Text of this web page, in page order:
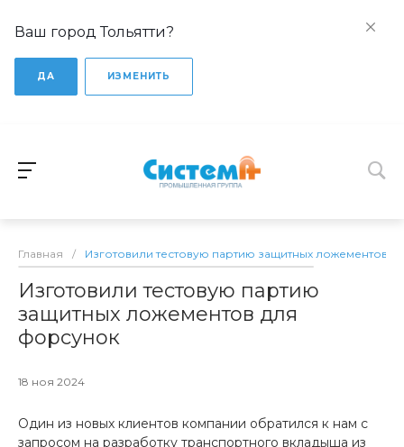
Ваш город Тольятти?
ДА ИЗМЕНИТЬ
Главная / Изготовили тестовую партию защитных ложементов
Изготовили тестовую партию
защитных ложементов для
форсунок
18 ноя 2024
Один из новых клиентов компании обратился к нам с
запросом на разработку транспортного вкладыша из